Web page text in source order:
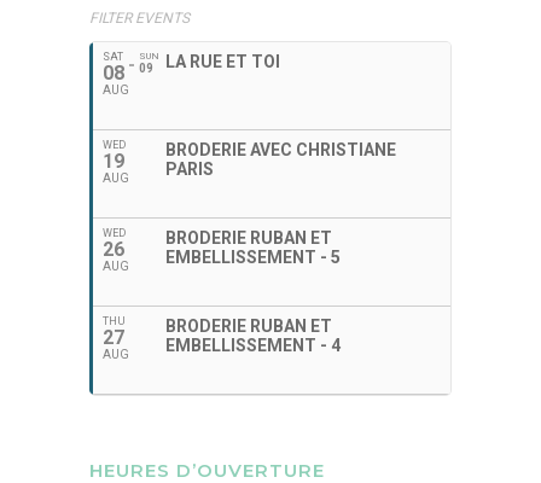
FILTER EVENTS
SAT
08
AUG
SUN
09 LA RUE ET TOI
WED
19
AUG
BRODERIE AVEC CHRISTIANE
PARIS
WED
26
AUG
BRODERIE RUBAN ET
EMBELLISSEMENT - 5
THU
27
AUG
BRODERIE RUBAN ET
EMBELLISSEMENT - 4
HEURES D’OUVERTURE